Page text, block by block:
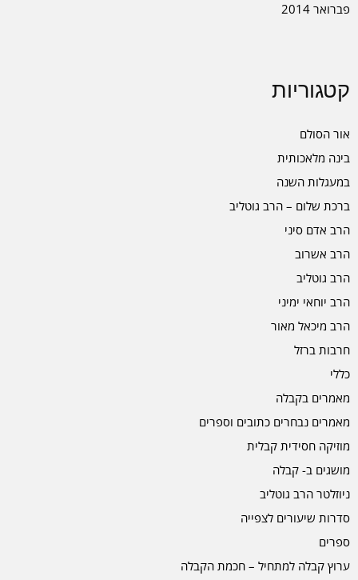
פברואר 2014
קטגוריות
אור הסולם
בינה מלאכותית
במעגלות השנה
ברכת שלום – הרב גוטליב
הרב אדם סיני
הרב אשרוב
הרב גוטליב
הרב יוחאי ימיני
הרב מיכאל מאור
חרבות ברזל
כללי
מאמרים בקבלה
מאמרים נבחרים כתובים וספרים
מוזיקה חסידית קבלית
מושגים ב- קבלה
ניוזלטר הרב גוטליב
סדרות שיעורים לצפייה
ספרים
ערוץ קבלה למתחיל – חכמת הקבלה